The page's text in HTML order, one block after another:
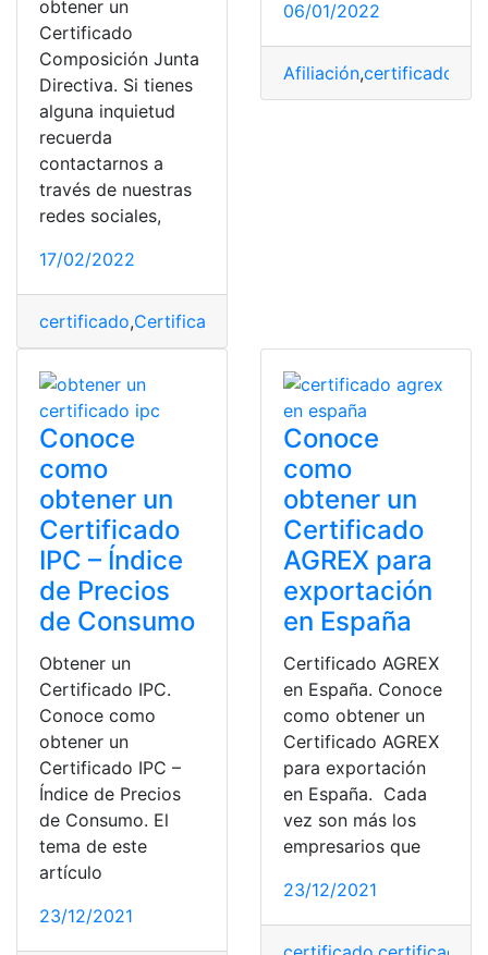
obtener un
Certificado
Composición Junta
Directiva. Si tienes
alguna inquietud
recuerda
contactarnos a
través de nuestras
redes sociales,
17/02/2022
certificado,Certificado digital
06/01/2022
Afiliación,certificado
Conoce
como
obtener un
Certificado
IPC – Índice
de Precios
de Consumo
Obtener un
Certificado IPC.
Conoce como
obtener un
Certificado IPC –
Índice de Precios
de Consumo. El
tema de este
artículo
23/12/2021
Conoce
como
obtener un
Certificado
AGREX para
exportación
en España
Certificado AGREX
en España. Conoce
como obtener un
Certificado AGREX
para exportación
en España. Cada
vez son más los
empresarios que
23/12/2021